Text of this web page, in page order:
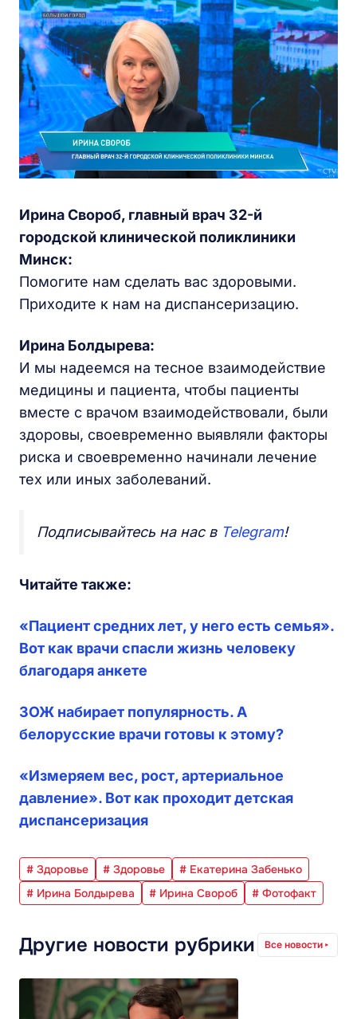
Ирина Свороб, главный врач 32-й
городской клинической поликлиники
Минск:
Помогите нам сделать вас здоровыми.
Приходите к нам на диспансеризацию.
Ирина Болдырева:
И мы надеемся на тесное взаимодействие
медицины и пациента, чтобы пациенты
вместе с врачом взаимодействовали, были
здоровы, своевременно выявляли факторы
риска и своевременно начинали лечение
тех или иных заболеваний.
Подписывайтесь на нас в Telegram!
Читайте также:
«Пациент средних лет, у него есть семья».
Вот как врачи спасли жизнь человеку
благодаря анкете
ЗОЖ набирает популярность. А
белорусские врачи готовы к этому?
«Измеряем вес, рост, артериальное
давление». Вот как проходит детская
диспансеризация
# Здоровье # Здоровье
# Екатерина Забенько
# Ирина Болдырева
# Ирина Свороб # Фотофакт
Другие новости рубрики Все новости